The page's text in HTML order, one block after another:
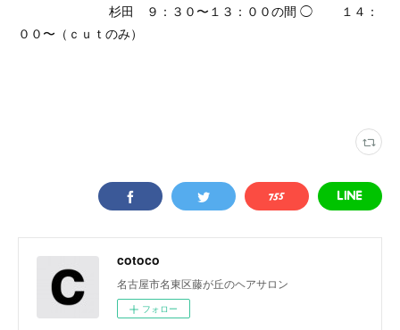
杉田 ９：３０〜１３：００の間 ◯ １４：
００〜（ｃｕｔのみ）
cotoco
名古屋市名東区藤が丘のヘアサロン
フォロー